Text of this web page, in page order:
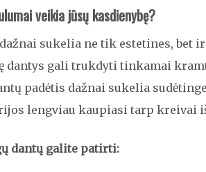
veikia jūsų kasdienybę?
sukelia ne tik estetines, bet
dantys gali trukdyti tinkamai
padėtis dažnai sukelia
lengviau kaupiasi tarp kreivai
dantų galite patirti: